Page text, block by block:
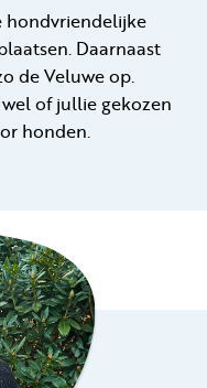
hondvriendelijke
Daarnaast
de Veluwe op.
of jullie gekozen
honden.